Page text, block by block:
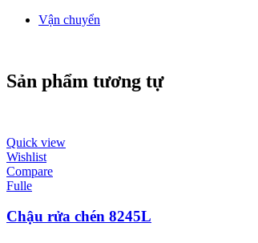
Vận chuyển
Sản phẩm tương tự
Quick view
Wishlist
Compare
Fulle
Chậu rửa chén 8245L